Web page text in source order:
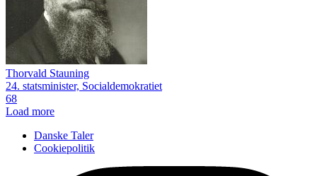
Thorvald Stauning
24. statsminister, Socialdemokratiet
68
Load more
Danske Taler
Cookiepolitik